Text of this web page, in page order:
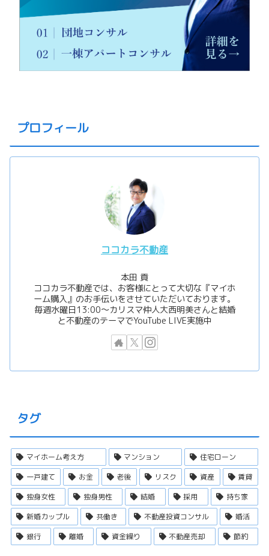
プロフィール
ココカラ不動産
本田 貢
ココカラ不動産では、お客様にとって大切な『マイホ
ーム購入』のお手伝いをさせていただいております。
毎週水曜日13:00〜カリスマ仲人大西明美さんと結婚
と不動産のテーマでYouTube LIVE実施中
タグ
マイホーム考え方 マンション
住宅ローン
一戸建て
お金 老後 リスク 資産
賃貸
独身女性
独身男性 結婚 採用
持ち家
新婚カップル
共働き 不動産投資コンサル
婚活
銀行
離婚 資金繰り 不動産売却 節約